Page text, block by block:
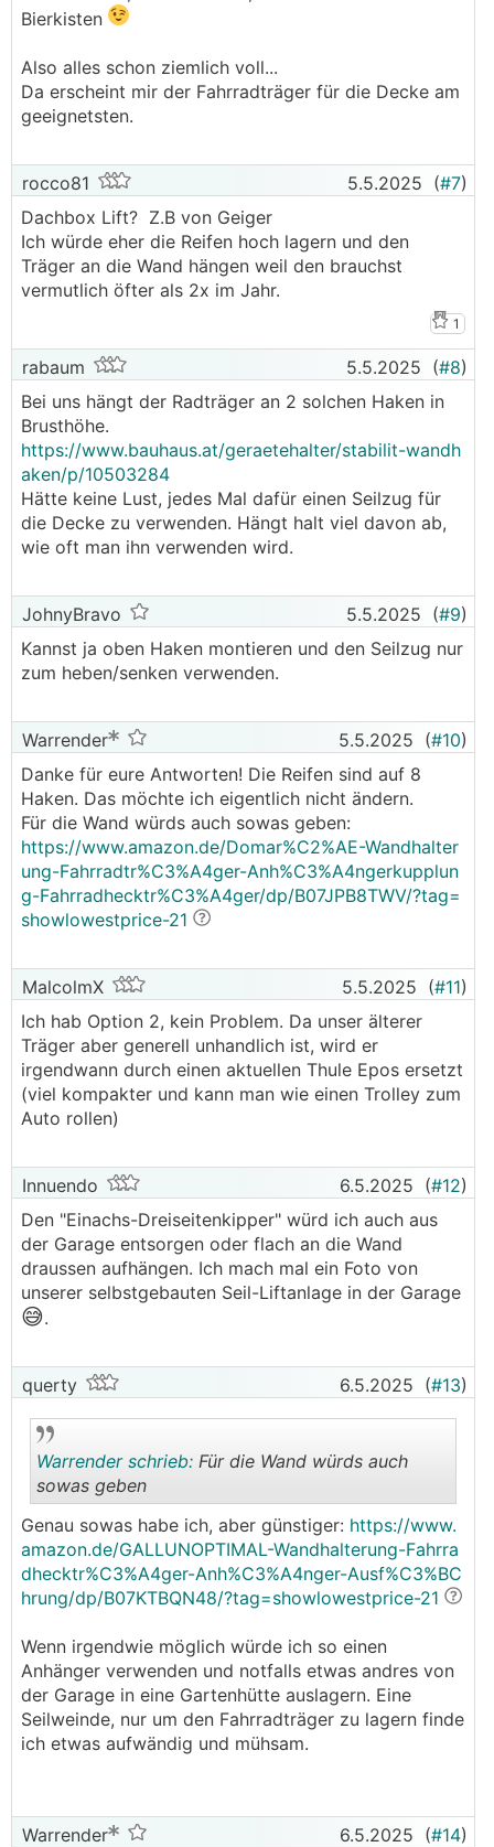
Bierkisten
Also alles schon ziemlich voll...
Da erscheint mir der Fahrradträger für die Decke am
geeignetsten.
rocco81 5.5.2025 (#7)
Dachbox Lift? Z.B von Geiger
Ich würde eher die Reifen hoch lagern und den
Träger an die Wand hängen weil den brauchst
vermutlich öfter als 2x im Jahr.
1
rabaum 5.5.2025 (#8)
Bei uns hängt der Radträger an 2 solchen Haken in
Brusthöhe.
https://www.bauhaus.at/geraetehalter/stabilit-wandh
aken/p/10503284
Hätte keine Lust, jedes Mal dafür einen Seilzug für
die Decke zu verwenden. Hängt halt viel davon ab,
wie oft man ihn verwenden wird.
JohnyBravo 5.5.2025 (#9)
Kannst ja oben Haken montieren und den Seilzug nur
zum heben/senken verwenden.
Warrender 5.5.2025 (#10)
Danke für eure Antworten! Die Reifen sind auf 8
Haken. Das möchte ich eigentlich nicht ändern.
Für die Wand würds auch sowas geben:
https://www.amazon.de/Domar%C2%AE-Wandhalter
ung-Fahrradtr%C3%A4ger-Anh%C3%A4ngerkupplun
g-Fahrradhecktr%C3%A4ger/dp/B07JPB8TWV/?tag=
showlowestprice-21
MalcolmX 5.5.2025 (#11)
Ich hab Option 2, kein Problem. Da unser älterer
Träger aber generell unhandlich ist, wird er
irgendwann durch einen aktuellen Thule Epos ersetzt
(viel kompakter und kann man wie einen Trolley zum
Auto rollen)
Innuendo 6.5.2025 (#12)
Den "Einachs-Dreiseitenkipper" würd ich auch aus
der Garage entsorgen oder flach an die Wand
draussen aufhängen. Ich mach mal ein Foto von
unserer selbstgebauten Seil-Liftanlage in der Garage
😅.
querty 6.5.2025 (#13)
..
Warrender schrieb: Für die Wand würds auch
sowas geben
Genau sowas habe ich, aber günstiger: https://www.
amazon.de/GALLUNOPTIMAL-Wandhalterung-Fahrra
dhecktr%C3%A4ger-Anh%C3%A4nger-Ausf%C3%BC
hrung/dp/B07KTBQN48/?tag=showlowestprice-21
Wenn irgendwie möglich würde ich so einen
Anhänger verwenden und notfalls etwas andres von
der Garage in eine Gartenhütte auslagern. Eine
Seilweinde, nur um den Fahrradträger zu lagern finde
ich etwas aufwändig und mühsam.
Warrender 6.5.2025 (#14)